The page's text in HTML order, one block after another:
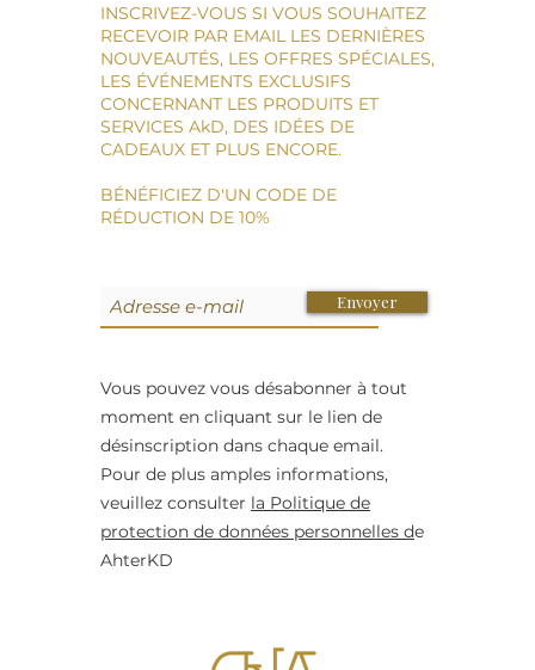
INSCRIVEZ-VOUS SI VOUS SOUHAITEZ
RECEVOIR PAR EMAIL LES DERNIÈRES
NOUVEAUTÉS, LES OFFRES SPÉCIALES,
LES ÉVÉNEMENTS EXCLUSIFS
CONCERNANT LES PRODUITS ET
SERVICES AkD, DES IDÉES DE
CADEAUX ET PLUS ENCORE.
BÉNÉFICIEZ D'UN CODE DE
RÉDUCTION DE 10%
Envoyer
Vous pouvez vous désabonner à tout
moment en cliquant sur le lien de
désinscription dans chaque email.
Pour de plus amples informations,
veuillez consulter la Politique de
protection de données personnelles de
AhterKD